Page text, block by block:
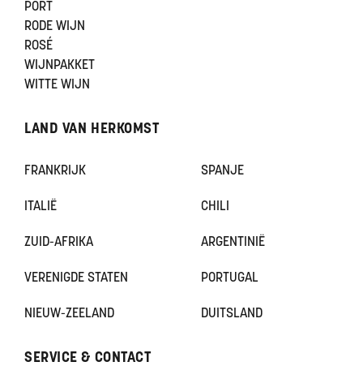
PORT
RODE WIJN
ROSÉ
WIJNPAKKET
WITTE WIJN
LAND VAN HERKOMST
FRANKRIJK SPANJE
ITALIË CHILI
ZUID-AFRIKA ARGENTINIË
VERENIGDE STATEN PORTUGAL
NIEUW-ZEELAND DUITSLAND
SERVICE & CONTACT